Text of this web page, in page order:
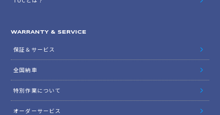
WARRANTY & SERVICE
保証＆サービス
全国納車
特別作業について
オーダーサービス